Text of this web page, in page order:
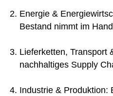
Energie &
Bestand nimmt im
Lieferketten, Transport
nachhaltiges Supply
Industrie & Produktion: